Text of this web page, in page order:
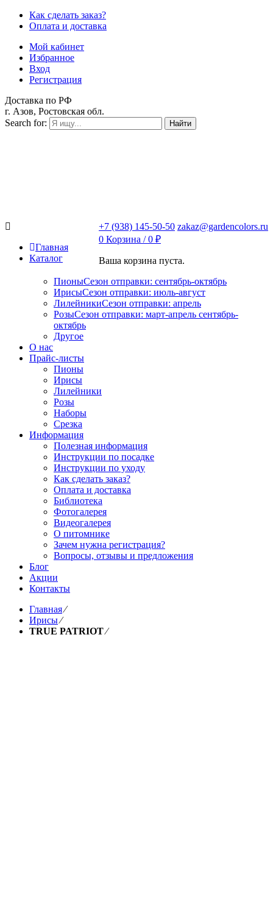
Как сделать заказ?
Оплата и доставка
Мой кабинет
Избранное
Вход
Регистрация
Доставка по РФ
г. Азов, Ростовская обл.
Search for:
Найти
+7 (938) 145-50-50 zakaz@gardencolors.ru
0 Корзина /0 ₽
Ваша корзина пуста.
Главная
Каталог
ПионыСезон отправки: сентябрь-октябрь
ИрисыСезон отправки: июль-август
ЛилейникиСезон отправки: апрель
РозыСезон отправки: март-апрель сентябрь-
октябрь
Другое
О нас
Прайс-листы
Пионы
Ирисы
Лилейники
Розы
Наборы
Срезка
Информация
Полезная информация
Инструкции по посадке
Инструкции по уходу
Как сделать заказ?
Оплата и доставка
Библиотека
Фотогалерея
Видеогалерея
О питомнике
Зачем нужна регистрация?
Вопросы, отзывы и предложения
Блог
Акции
Контакты
Главная⁄
Ирисы⁄
TRUE PATRIOT⁄